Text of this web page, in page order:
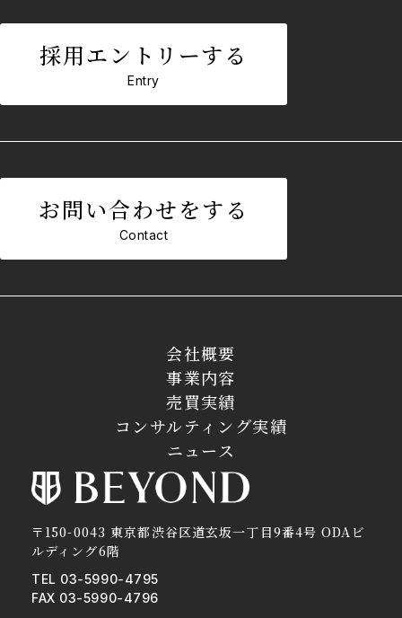
採用エントリーする
Entry
お問い合わせをする
Contact
〒150-0043 東京都渋谷区道玄坂一丁目9番4号 ODAビ
ルディング6階
TEL 03-5990-4795
FAX 03-5990-4796
会社概要
事業内容
売買実績
コンサルティング実績
ニュース